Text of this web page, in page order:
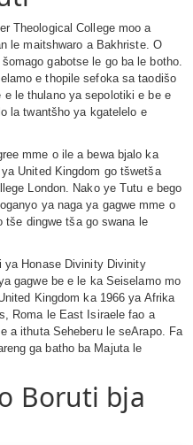
Theological College moo a
le maitshwaro a Bakhriste. O
gabotse le go ba le botho.
e thopile sefoka sa taodišo
e le thulano ya sepolotiki e be e
la twantšho ya kgatelelo e
mme o ile a bewa bjalo ka
United Kingdom go tšwetša
London. Nako ye Tutu e bego
ya naga ya gagwe mme o
tše dingwe tša go swana le
ya Honase Divinity Divinity
gagwe be e le ka Seiselamo mo
Kingdom ka 1966 ya Afrika
Roma le East Isiraele fao a
a ithuta Seheberu le seArapo. Fa
ga batho ba Majuta le
Boruti bja